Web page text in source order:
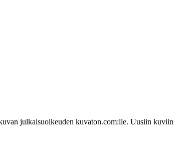
julkaisuoikeuden kuvaton.com:lle. Uusiin kuviin